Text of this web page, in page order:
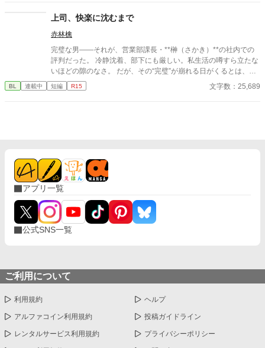
上司、快楽に沈むまで
赤林檎
完璧な男――それが、営業部課長・**榊（さかき）**の社内での
評判だった。 冷静沈着、部下にも厳しい。私生活の噂すら立たな
いほどの隙のなさ。 だが、その“完璧”が崩れる日がくるとは、誰
も想像していなかった。 入社三年目の篠原は、榊の直属の部下。
真面目だが強気で、どこか挑発的な笑みを浮かべる青年。 ある
た。 拒むことも、許すこともできないまま、 彼は“部下”の手によ
って、ひとつずつ乱されていく。 言葉で支配され、触れられるた
びに、自分の知らなかった感情と快楽を知る。それは、上司とし
ての誇りを壊すほどに甘く、逃れられないほどに深い。 だが、篠
原の視線の奥に宿るのは、ただの欲望ではなかった。 そこには、
ずっと榊だけを見つめ続けてきた、静かな執着がある。 「俺、前
から思ってたんです。 あなたが誰かに“支配される”ところ、き
た榊は、もう戻れない。 快楽に溺れるその瞬間まで、彼を待つの
は破滅か、それとも救いか。 ――これは、ひとりの上司が“愛”と
いう名の支配に沈んでいく物語。
BL 連載中 短編 R15 文字数：25,689
アプリ一覧
公式SNS一覧
ご利用について
利用規約 ヘルプ
アルファコイン利用規約 投稿ガイドライン
レンタルサービス利用規約 プライバシーポリシー